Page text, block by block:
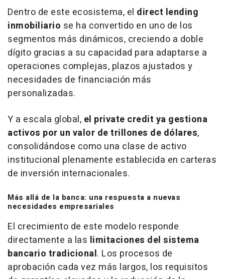
Dentro de este ecosistema, el direct lending
inmobiliario se ha convertido en uno de los
segmentos más dinámicos, creciendo a doble
dígito gracias a su capacidad para adaptarse a
operaciones complejas, plazos ajustados y
necesidades de financiación más
personalizadas.
Y a escala global, el private credit ya gestiona
activos por un valor de trillones de dólares,
consolidándose como una clase de activo
institucional plenamente establecida en carteras
de inversión internacionales.
Más allá de la banca: una respuesta a nuevas
necesidades empresariales
El crecimiento de este modelo responde
directamente a las limitaciones del sistema
bancario tradicional. Los procesos de
aprobación cada vez más largos, los requisitos